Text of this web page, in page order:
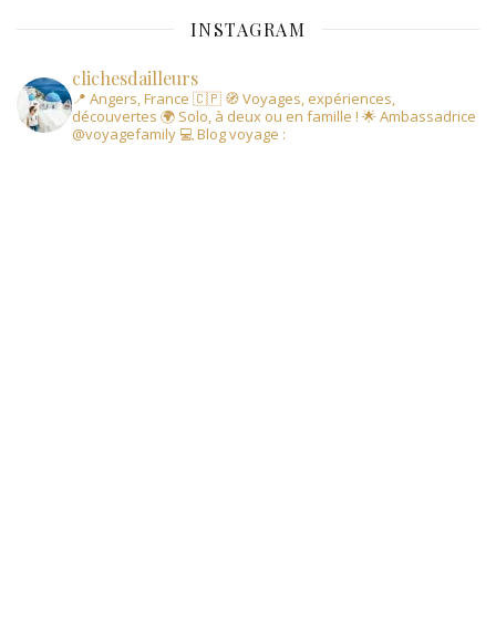
INSTAGRAM
clichesdailleurs
📍 Angers, France 🇨🇵 🧭 Voyages, expériences,
découvertes 🌍 Solo, à deux ou en famille ! 🌟 Ambassadrice
@voyagefamily 💻 Blog voyage :